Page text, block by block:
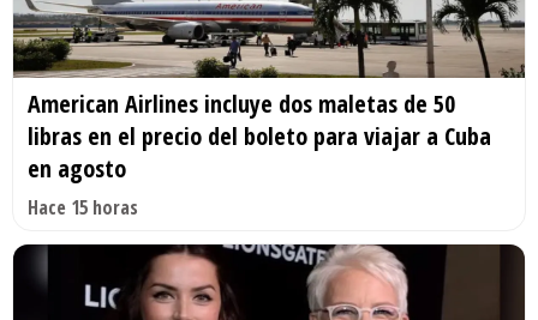
American Airlines incluye dos maletas de 50
libras en el precio del boleto para viajar a Cuba
en agosto
Hace 15 horas